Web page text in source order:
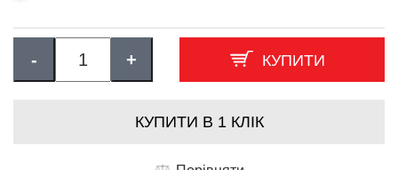
- + КУПИТИ
КУПИТИ В 1 КЛІК